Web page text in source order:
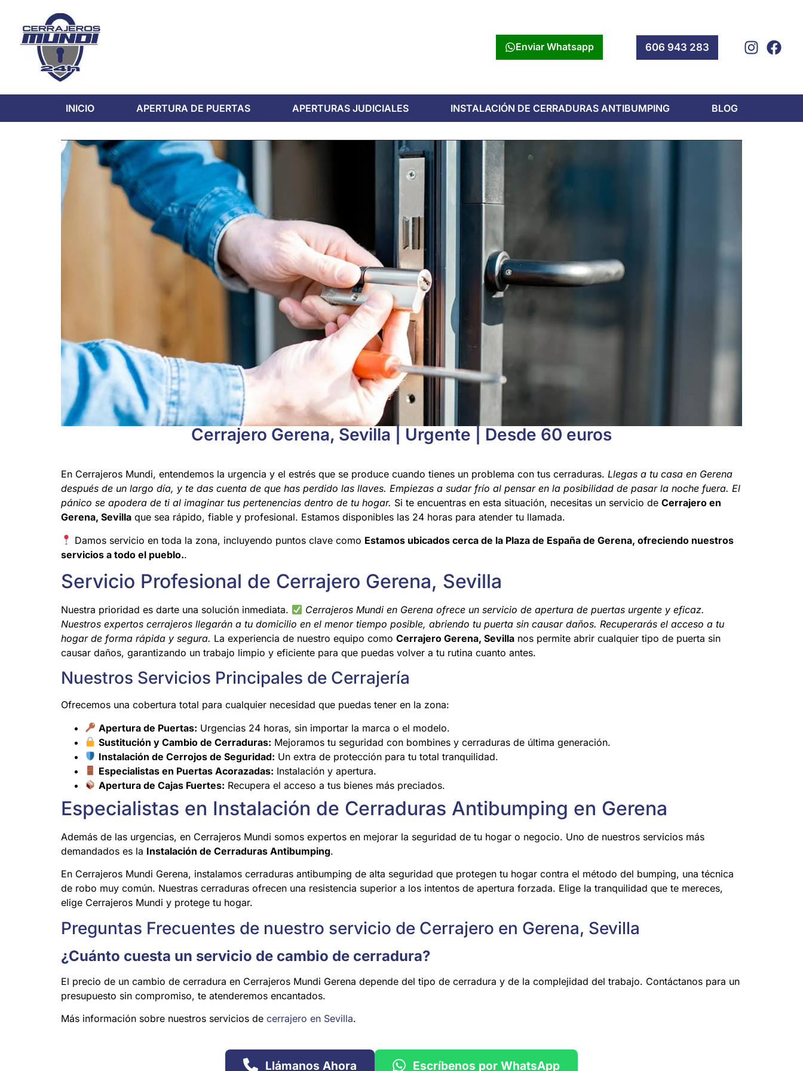
Enviar Whatsapp 606 943 283
INICIO APERTURA DE PUERTAS APERTURAS JUDICIALES INSTALACIÓN DE CERRADURAS ANTIBUMPING BLOG
Cerrajero Gerena, Sevilla | Urgente | Desde 60 euros
En Cerrajeros Mundi, entendemos la urgencia y el estrés que se produce cuando tienes un problema con tus cerraduras. Llegas a tu casa en Gerena
después de un largo día, y te das cuenta de que has perdido las llaves. Empiezas a sudar frío al pensar en la posibilidad de pasar la noche fuera. El
pánico se apodera de ti al imaginar tus pertenencias dentro de tu hogar. Si te encuentras en esta situación, necesitas un servicio de Cerrajero en
Gerena, Sevilla que sea rápido, fiable y profesional. Estamos disponibles las 24 horas para atender tu llamada.
Damos servicio en toda la zona, incluyendo puntos clave como Estamos ubicados cerca de la Plaza de España de Gerena, ofreciendo nuestros
servicios a todo el pueblo..
Servicio Profesional de Cerrajero Gerena, Sevilla
Nuestra prioridad es darte una solución inmediata.
Cerrajeros Mundi en Gerena ofrece un servicio de apertura de puertas urgente y eficaz.
Nuestros expertos cerrajeros llegarán a tu domicilio en el menor tiempo posible, abriendo tu puerta sin causar daños. Recuperarás el acceso a tu
hogar de forma rápida y segura. La experiencia de nuestro equipo como Cerrajero Gerena, Sevilla nos permite abrir cualquier tipo de puerta sin
causar daños, garantizando un trabajo limpio y eficiente para que puedas volver a tu rutina cuanto antes.
Nuestros Servicios Principales de Cerrajería
Ofrecemos una cobertura total para cualquier necesidad que puedas tener en la zona:
Apertura de Puertas: Urgencias 24 horas, sin importar la marca o el modelo.
Sustitución y Cambio de Cerraduras: Mejoramos tu seguridad con bombines y cerraduras de última generación.
Instalación de Cerrojos de Seguridad: Un extra de protección para tu total tranquilidad.
Especialistas en Puertas Acorazadas: Instalación y apertura.
Apertura de Cajas Fuertes: Recupera el acceso a tus bienes más preciados.
Especialistas en Instalación de Cerraduras Antibumping en Gerena
Además de las urgencias, en Cerrajeros Mundi somos expertos en mejorar la seguridad de tu hogar o negocio. Uno de nuestros servicios más
demandados es la Instalación de Cerraduras Antibumping.
En Cerrajeros Mundi Gerena, instalamos cerraduras antibumping de alta seguridad que protegen tu hogar contra el método del bumping, una técnica
de robo muy común. Nuestras cerraduras ofrecen una resistencia superior a los intentos de apertura forzada. Elige la tranquilidad que te mereces,
elige Cerrajeros Mundi y protege tu hogar.
Preguntas Frecuentes de nuestro servicio de Cerrajero en Gerena, Sevilla
¿Cuánto cuesta un servicio de cambio de cerradura?
El precio de un cambio de cerradura en Cerrajeros Mundi Gerena depende del tipo de cerradura y de la complejidad del trabajo. Contáctanos para un
presupuesto sin compromiso, te atenderemos encantados.
Más información sobre nuestros servicios de cerrajero en Sevilla.
Llámanos Ahora Escríbenos por WhatsApp